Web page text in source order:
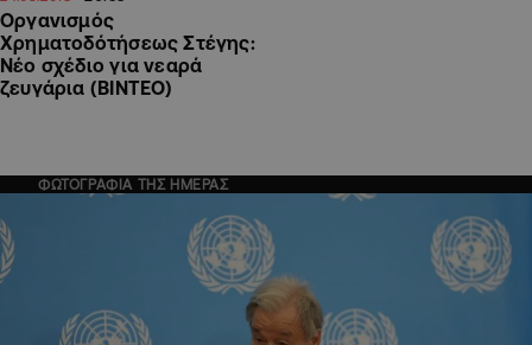
Οργανισμός
Χρηματοδότήσεως Στέγης:
Νέο σχέδιο για νεαρά
ζευγάρια (ΒΙΝΤΕΟ)
ΦΩΤΟΓΡΑΦΙΑ ΤΗΣ ΗΜΕΡΑΣ